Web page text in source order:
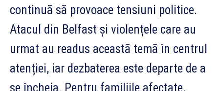
continuă să provoace tensiuni politice.
Atacul din Belfast și violențele care au
urmat au readus această temă în centrul
atenției, iar dezbaterea este departe de a
se încheia. Pentru familiile afectate,